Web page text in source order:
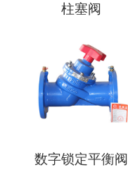
柱塞阀
数字锁定平衡阀